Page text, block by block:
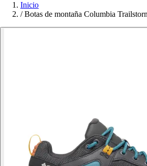
Inicio
/ Botas de montaña Columbia